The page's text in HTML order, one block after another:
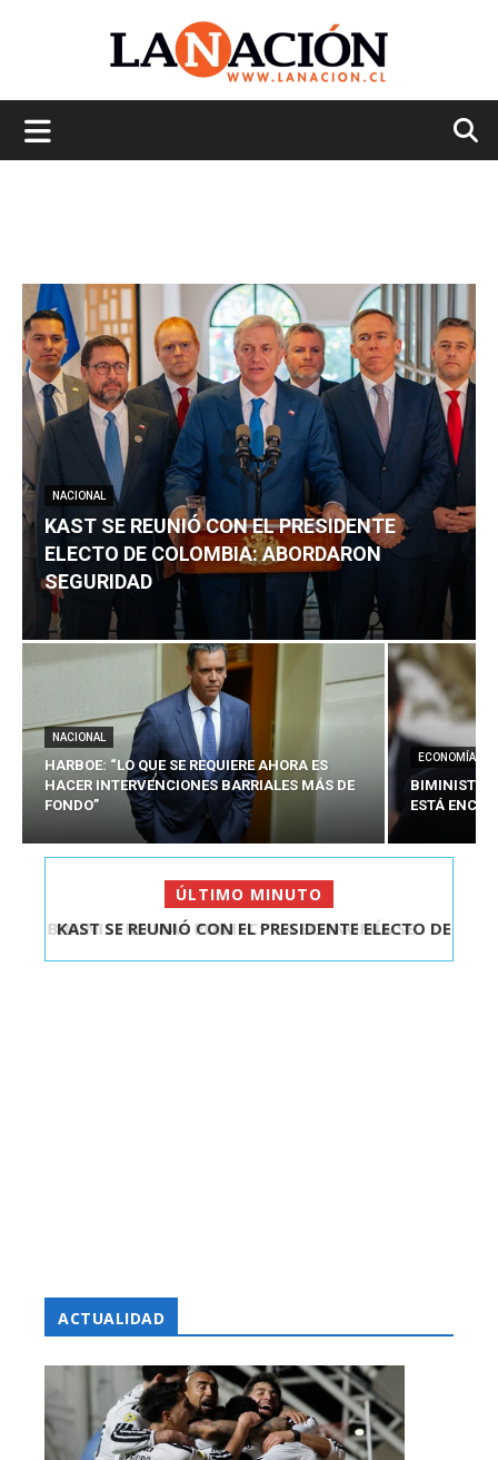
NACIONAL
KAST SE REUNIÓ CON EL PRESIDENTE
ELECTO DE COLOMBIA: ABORDARON
SEGURIDAD
NACIONAL
HARBOE: “LO QUE SE REQUIERE AHORA ES
HACER INTERVENCIONES BARRIALES MÁS DE
FONDO”
ECONOMÍA
BIMINISTRO
ESTÁ
ÚLTIMO MINUTO
KAST SE REUNIÓ CON EL PRESIDENTE ELECTO DE
ACTUALIDAD